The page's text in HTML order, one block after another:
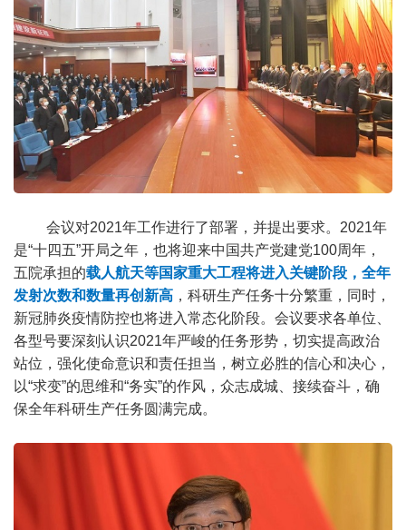
会议对2021年工作进行了部署，并提出要求。2021年
是“十四五”开局之年，也将迎来中国共产党建党100周年，
五院承担的载人航天等国家重大工程将进入关键阶段，全年
发射次数和数量再创新高 ，科研生产任务十分繁重，同时，
新冠肺炎疫情防控也将进入常态化阶段。会议要求各单位、
各型号要深刻认识2021年严峻的任务形势，切实提高政治
站位，强化使命意识和责任担当，树立必胜的信心和决心，
以“求变”的思维和“务实”的作风，众志成城、接续奋斗，确
保全年科研生产任务圆满完成。